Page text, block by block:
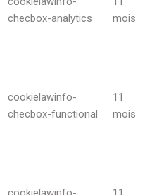
checbox-analytics
mois
cookielawinfo-
checbox-functional
11
mois